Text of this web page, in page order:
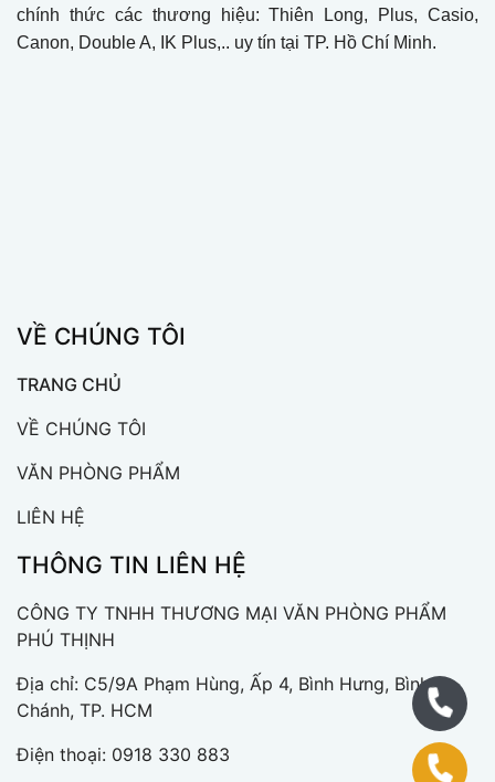
chính thức các thương hiệu: Thiên Long, Plus, Casio,
Canon, Double A, IK Plus,.. uy tín tại TP. Hồ Chí Minh.
VỀ CHÚNG TÔI
TRANG CHỦ
VỀ CHÚNG TÔI
VĂN PHÒNG PHẨM
LIÊN HỆ
THÔNG TIN LIÊN HỆ
CÔNG TY TNHH THƯƠNG MẠI VĂN PHÒNG PHẨM
PHÚ THỊNH
Địa chỉ: C5/9A Phạm Hùng, Ấp 4, Bình Hưng, Bình
Chánh, TP. HCM
Điện thoại: 0918 330 883